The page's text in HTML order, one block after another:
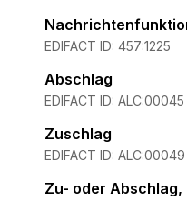
EDIFACT ID: 457:1225
Abschlag
EDIFACT ID: ALC:00045
Zuschlag
EDIFACT ID: ALC:00049
Zu- oder Abschlag,